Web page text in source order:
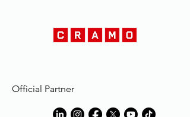
même de disparaître complètement
durant le lavage du vêtement.
détergent, immédiatement après son
utilisation, dans un volume d'eau égal
Official Partner